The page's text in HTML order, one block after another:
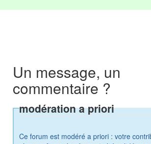
Un message, un
commentaire ?
modération a priori
Ce forum est modéré a priori : votre